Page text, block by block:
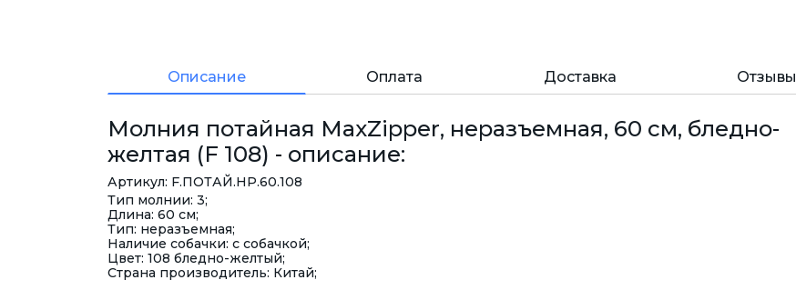
Описание Оплата Доставка Отзывы
Молния потайная MaxZipper, неразъемная, 60 см, бледно-
желтая (F 108) - описание:
Артикул: F.ПОТАЙ.HP.60.108
Тип молнии: 3;
Длина: 60 см;
Тип: неразъемная;
Наличие собачки: с собачкой;
Цвет: 108 бледно-желтый;
Страна производитель: Китай;